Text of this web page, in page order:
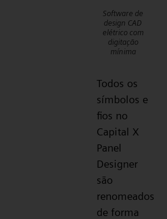
Software de
design CAD
elétrico com
digitação
mínima
Todos os
símbolos e
fios no
Capital X
Panel
Designer
são
renomeados
de forma